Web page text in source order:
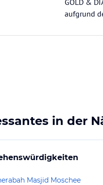
GOLD &
aufgrund
in der
Masjid Moschee